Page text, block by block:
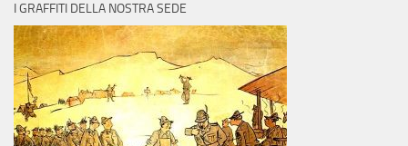
I GRAFFITI DELLA NOSTRA SEDE